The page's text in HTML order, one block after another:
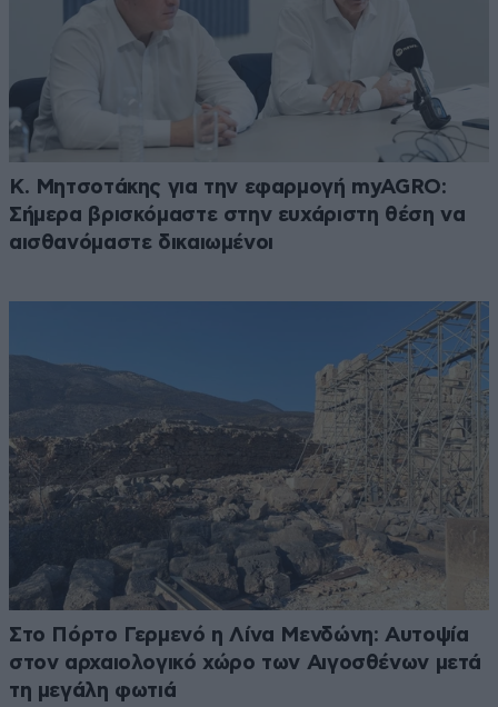
Κ. Μητσοτάκης για την εφαρμογή myAGRO:
Σήμερα βρισκόμαστε στην ευχάριστη θέση να
αισθανόμαστε δικαιωμένοι
Στο Πόρτο Γερμενό η Λίνα Μενδώνη: Αυτοψία
στον αρχαιολογικό χώρο των Αιγοσθένων μετά
τη μεγάλη φωτιά